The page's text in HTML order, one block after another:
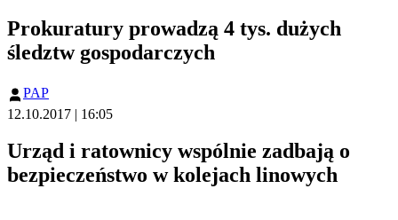
Prokuratury prowadzą 4 tys. dużych
śledztw gospodarczych
PAP
12.10.2017 | 16:05
Urząd i ratownicy wspólnie zadbają o
bezpieczeństwo w kolejach linowych